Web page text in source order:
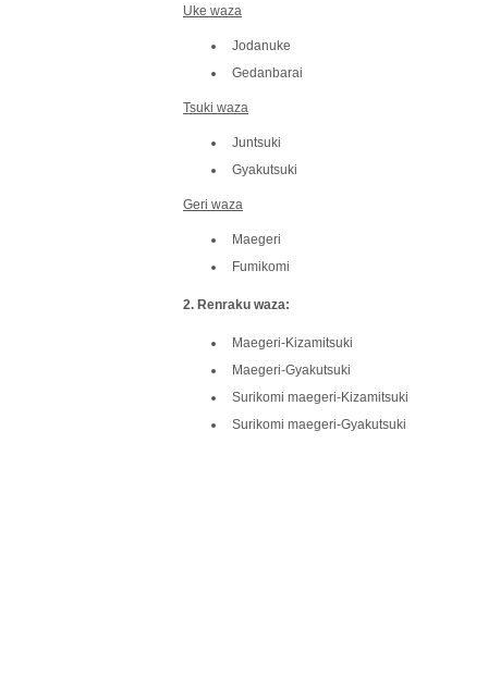
Uke waza
Jodanuke
Gedanbarai
Tsuki waza
Juntsuki
Gyakutsuki
Geri waza
Maegeri
Fumikomi
2. Renraku waza:
Maegeri-Kizamitsuki
Maegeri-Gyakutsuki
Surikomi maegeri-Kizamitsuki
Surikomi maegeri-Gyakutsuki